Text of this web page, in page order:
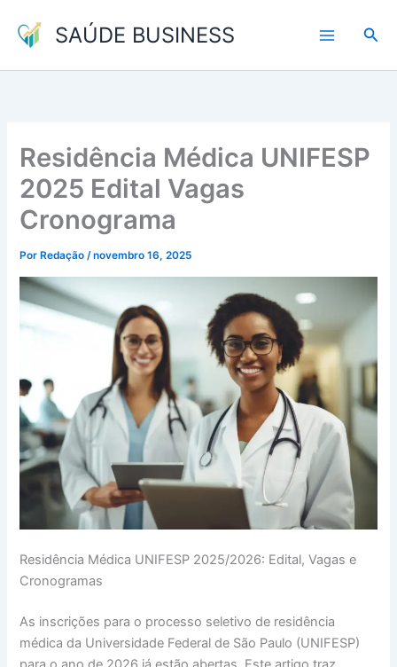
para
conteúdo
SAÚDE BUSINESS
Residência Médica UNIFESP
2025 Edital Vagas
Cronograma
Por Redação/novembro 16, 2025
Residência Médica UNIFESP 2025/2026: Edital, Vagas e
Cronogramas
As inscrições para o processo seletivo de residência
médica da Universidade Federal de São Paulo (UNIFESP)